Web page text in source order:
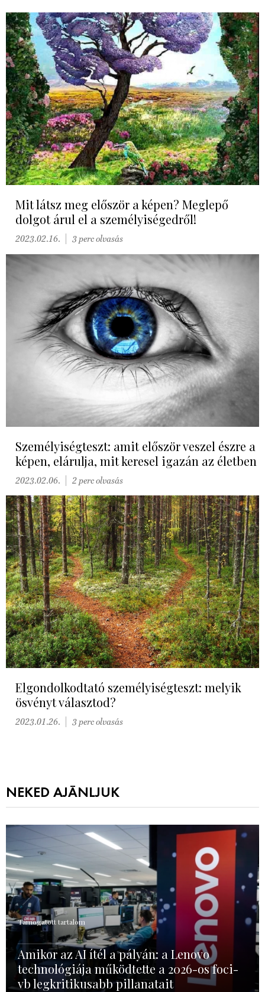
Mit látsz meg először a képen? Meglepő
dolgot árul el a személyiségedről!
2023.02.16. 3 perc olvasás
Személyiségteszt: amit először veszel észre a
képen, elárulja, mit keresel igazán az életben
2023.02.06. 2 perc olvasás
Elgondolkodtató személyiségteszt: melyik
ösvényt választod?
2023.01.26. 3 perc olvasás
NEKED AJÁNLJUK
Támogatott tartalom
Amikor az AI ítél a pályán: a Lenovo
technológiája működtette a 2026-os foci-
vb legkritikusabb pillanatait